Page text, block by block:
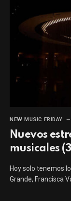
NEW MUSIC FRIDAY
Nuevos
musicales
Hoy solo tenemos
Grande, Francisca